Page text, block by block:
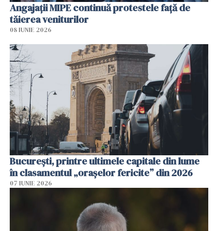
Angajaţii MIPE continuă protestele faţă de
tăierea veniturilor
08 IUNIE 2026
București, printre ultimele capitale din lume
în clasamentul „orașelor fericite” din 2026
07 IUNIE 2026